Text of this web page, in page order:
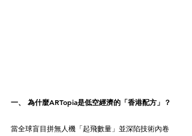
一、 為什麼ARTopia是低空經濟的「香港配方」？
當全球盲目拼無人機「起飛數量」並深陷技術內卷